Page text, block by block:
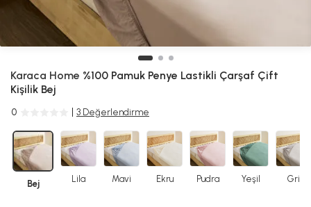
Karaca Home %100 Pamuk Penye Lastikli Çarşaf Çift
Kişilik Bej
0 3 Değerlendirme
Bej Lila Mavi Ekru Pudra Yeşil Gri